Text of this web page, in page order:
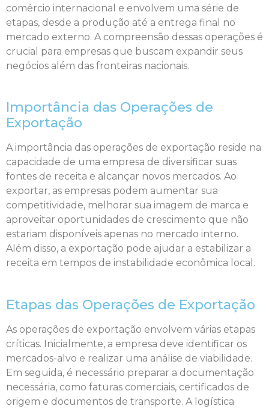
comércio internacional e envolvem uma série de
etapas, desde a produção até a entrega final no
mercado externo. A compreensão dessas operações é
crucial para empresas que buscam expandir seus
negócios além das fronteiras nacionais.
Importância das Operações de
Exportação
A importância das operações de exportação reside na
capacidade de uma empresa de diversificar suas
fontes de receita e alcançar novos mercados. Ao
exportar, as empresas podem aumentar sua
competitividade, melhorar sua imagem de marca e
aproveitar oportunidades de crescimento que não
estariam disponíveis apenas no mercado interno.
Além disso, a exportação pode ajudar a estabilizar a
receita em tempos de instabilidade econômica local.
Etapas das Operações de Exportação
As operações de exportação envolvem várias etapas
críticas. Inicialmente, a empresa deve identificar os
mercados-alvo e realizar uma análise de viabilidade.
Em seguida, é necessário preparar a documentação
necessária, como faturas comerciais, certificados de
origem e documentos de transporte. A logística